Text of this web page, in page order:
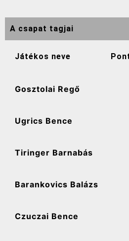
A csapat tagjai
Játékos neve
Gosztolai Regő
Ugrics Bence
Tiringer Barnabás
Barankovics Balázs
Czuczai Bence